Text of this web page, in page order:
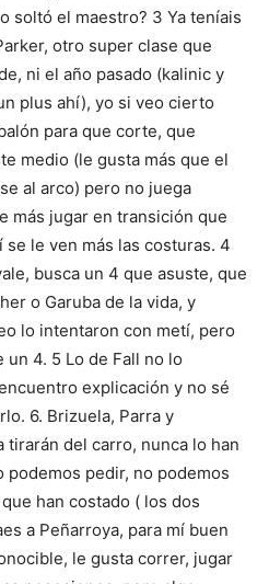
soltó el maestro? 3 Ya teníais
otro super clase que
ni el año pasado (kalinic y
plus ahí), yo si veo cierto
para que corte, que
medio (le gusta más que el
al arco) pero no juega
más jugar en transición que
se le ven más las costuras. 4
busca un 4 que asuste, que
o Garuba de la vida, y
lo intentaron con metí, pero
un 4. 5 Lo de Fall no lo
explicación y no sé
6. Brizuela, Parra y
tirarán del carro, nunca lo han
podemos pedir, no podemos
han costado ( los dos
a Peñarroya, para mí buen
le gusta correr, jugar